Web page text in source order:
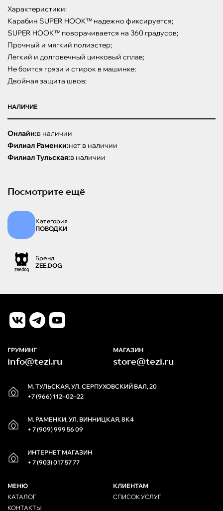
Характеристики:
Карабин SUPER HOOK™ надежно фиксируется;
SUPER HOOK™ поворачивается на 360 градусов;
Прочный и мягкий полиэстер;
Легкий и долговечный цинковый сплав;
Не боится грязи и стирок в машинке;
Двойная защита швов;
НАЛИЧИЕ
Онлайн:в наличии
Филиал Раменки:нет в наличии
Филиал Тульская:в наличии
Посмотрите ещё
Категория
ПОВОДКИ
Бренд
ZEE.DOG
М. ТУЛЬСКАЯ, УЛ. СЕРПУХОВСКИЙ ВАЛ, 20
+7 (966) 112‒02‒22
М. РАМЕНКИ, УЛ. ВИННИЦКАЯ, 8К4
+ 7 (909) 999 56 09
ИНТЕРНЕТ МАГАЗИН
+ 7 (903) 017 57 77
ГРУМИНГ
info@tezi.ru
МАГАЗИН
store@tezi.ru
МЕНЮ
КАТАЛОГ
КОНТАКТЫ
КЛИЕНТАМ
СПИСОК УСЛУГ